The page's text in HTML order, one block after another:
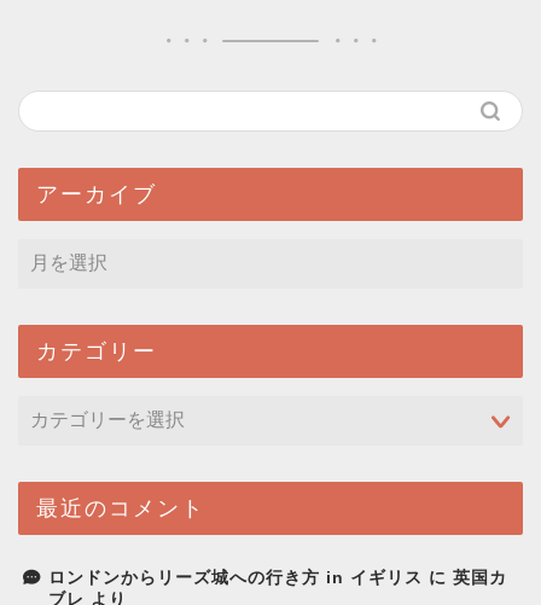
アーカイブ
カテゴリー
最近のコメント
ロンドンからリーズ城への行き方 in イギリス に 英国カ
ブレ より